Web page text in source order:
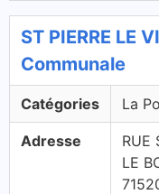
ST PIERRE LE
Communale
Catégories La
Adresse
RUE
LE